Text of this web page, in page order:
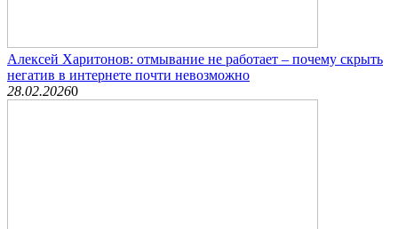
Алексей Харитонов: отмывание не работает – почему скрыть
негатив в интернете почти невозможно
28.02.20260